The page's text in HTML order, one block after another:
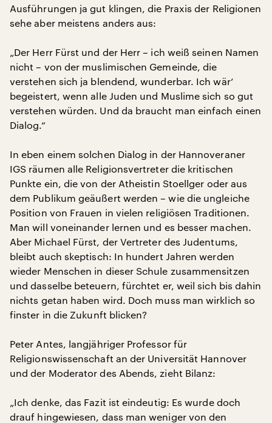
Ausführungen ja gut klingen, die Praxis der Religionen
sehe aber meistens anders aus:
„Der Herr Fürst und der Herr – ich weiß seinen Namen
nicht – von der muslimischen Gemeinde, die
verstehen sich ja blendend, wunderbar. Ich wär‘
begeistert, wenn alle Juden und Muslime sich so gut
verstehen würden. Und da braucht man einfach einen
Dialog.“
In eben einem solchen Dialog in der Hannoveraner
IGS räumen alle Religionsvertreter die kritischen
Punkte ein, die von der Atheistin Stoellger oder aus
dem Publikum geäußert werden – wie die ungleiche
Position von Frauen in vielen religiösen Traditionen.
Man will voneinander lernen und es besser machen.
Aber Michael Fürst, der Vertreter des Judentums,
bleibt auch skeptisch: In hundert Jahren werden
wieder Menschen in dieser Schule zusammensitzen
und dasselbe beteuern, fürchtet er, weil sich bis dahin
nichts getan haben wird. Doch muss man wirklich so
finster in die Zukunft blicken?
Peter Antes, langjähriger Professor für
Religionswissenschaft an der Universität Hannover
und der Moderator des Abends, zieht Bilanz:
„Ich denke, das Fazit ist eindeutig: Es wurde doch
drauf hingewiesen, dass man weniger von den